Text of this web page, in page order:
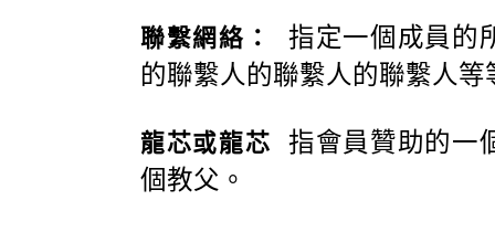
聯繫網絡：
指定一個成員的
的聯繫人的聯繫人的聯繫人等
龍芯或龍芯 指會員贊助的一
個教父。